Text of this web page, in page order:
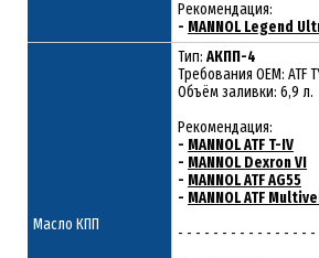
Рекомендация:
- MANNOL Legend
Масло КПП
Тип: АКПП-4
Требования OEM: ATF
Объём заливки: 6,9 л.
Рекомендация:
- MANNOL ATF T-IV
- MANNOL Dexron VI
- MANNOL ATF AG55
- MANNOL ATF
- - - - - - - - - - - - - - -